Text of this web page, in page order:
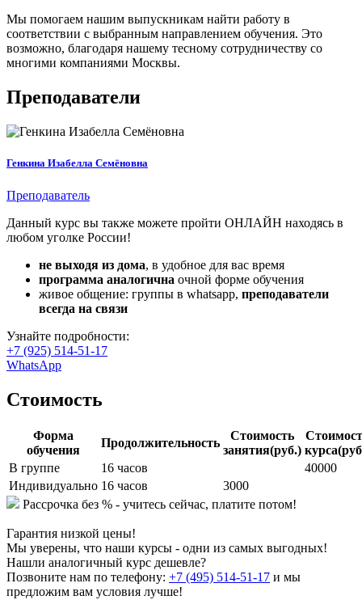
Мы помогаем нашим выпускникам найти работу в
соответствии с выбранным направлением обучения. Это
возможно, благодаря нашему тесному сотрудничеству со
многими компаниями Москвы.
Преподаватели
Генкина Изабелла Семёновна
Преподаватель
Данный курс вы также можете пройти ОНЛАЙН находясь в
любом уголке России!
не выходя из дома, в удобное для вас время
программа аналогична очной форме обучения
живое общение: группы в whatsapp, преподаватели
всегда на связи
Узнайте подробности:
+7 (925) 514-51-17
WhatsApp
Стоимость
Форма
обучения
Продолжительность
Стоимость
занятия(руб.)
В группе
16 часов
40000
Индивидуально 16 часов
3000
Рассрочка без % - учитесь сейчас, платите потом!
Гарантия низкой цены!
Мы уверены, что наши курсы - одни из самых выгодных!
Нашли аналогичный курс дешевле?
Позвоните нам по телефону: +7 (495) 514-51-17 и мы
предложим вам условия лучше!